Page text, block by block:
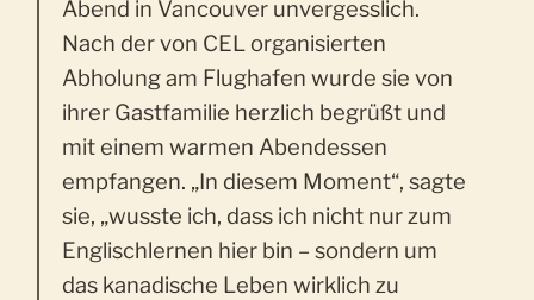
Abend in Vancouver unvergesslich.
Nach der von CEL organisierten
Abholung am Flughafen wurde sie von
ihrer Gastfamilie herzlich begrüßt und
mit einem warmen Abendessen
empfangen. „In diesem Moment“, sagte
sie, „wusste ich, dass ich nicht nur zum
Englischlernen hier bin – sondern um
das kanadische Leben wirklich zu